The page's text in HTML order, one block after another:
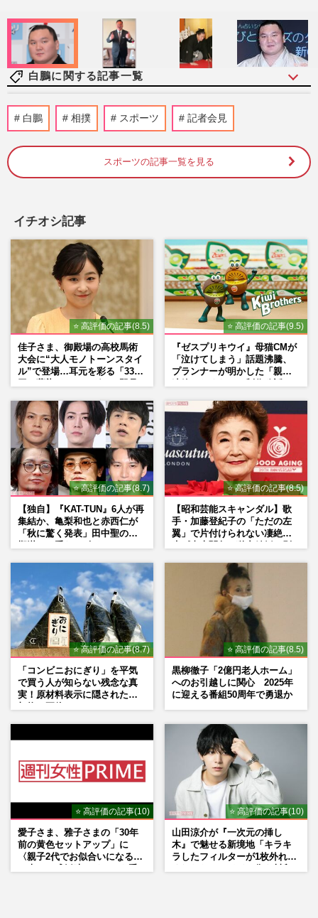
白鵬に関する記事一覧
NHKの大相撲中継をもっと楽しむ！元横
綱・白鵬に聞いた「立ち合い・スタイル・
週刊女性2026年7月21日号 2026/7/12
週刊女性PRIME 2026/4/12
りくりゅう木原が命名！坂本花織は「やか
ましい太陽」、資さんうどん社長交代で
「もう別物」、栃ノ心ジョー…
週刊女性PRIME 2026/3/5
《相撲》元・照ノ富士の伊勢ヶ濱部
屋、“白鵬色”を払拭させる改名の内幕、元
週刊女性PRIME 2026/2/21
元横綱・白鵬翔氏の《白鵬杯》女子部門新
設の背景に「2036年五輪競技」も分厚い課
題、好角家も懸念の“力士…
週刊女性PRIME 2026/2/11
白鵬 相撲 スポーツ 記者会見
スポーツの記事一覧を見る
イチオシ記事
⭐ 高評価の記事(8.5)
佳子さま、御殿場の高校馬術
大会に“大人モノトーンスタイ
ル”で登場…耳元を彩る「3300
⭐ 高評価の記事(9.5)
『ゼスプリキウイ』母猫CMが
「泣けてしまう」話題沸騰、
プランナーが明かした「親に
⭐ 高評価の記事(8.7)
【独自】『KAT-TUN』6人が再
集結か、亀梨和也と赤西仁が
「秋に驚く発表」田中聖の刑
⭐ 高評価の記事(8.5)
【昭和芸能スキャンダル】歌
手・加藤登紀子の「ただの左
翼」で片付けられない凄絶半
⭐ 高評価の記事(8.7)
「コンビニおにぎり」を平気
で買う人が知らない残念な真
実！原材料表示に隠された添
⭐ 高評価の記事(8.5)
黒柳徹子「2億円老人ホーム」
へのお引越しに関心 2025年
に迎える番組50周年で勇退か
⭐ 高評価の記事(10)
愛子さま、雅子さまの「30年
前の黄色セットアップ」に
〈親子2代でお似合いになる〉
⭐ 高評価の記事(10)
山田涼介が『一次元の挿し
木』で魅せる新境地「キラキ
ラしたフィルターが1枚外れて